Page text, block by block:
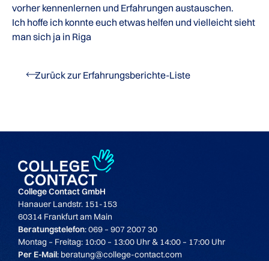
vorher kennenlernen und Erfahrungen austauschen.
Ich hoffe ich konnte euch etwas helfen und vielleicht sieht
man sich ja in Riga
Zurück zur Erfahrungsberichte-Liste
College Contact GmbH
Hanauer Landstr. 151-153
60314 Frankfurt am Main
Beratungstelefon: 069 – 907 2007 30
Montag – Freitag: 10:00 – 13:00 Uhr & 14:00 – 17:00 Uhr
Per E-Mail: beratung@college-contact.com